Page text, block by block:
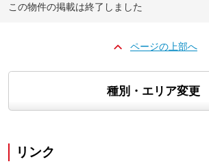
この物件の掲載は終了しました
ページの上部へ
種別・エリア変更
リンク